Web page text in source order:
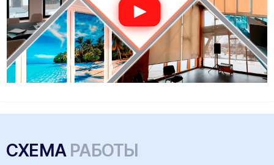
СХЕМА РАБОТЫ